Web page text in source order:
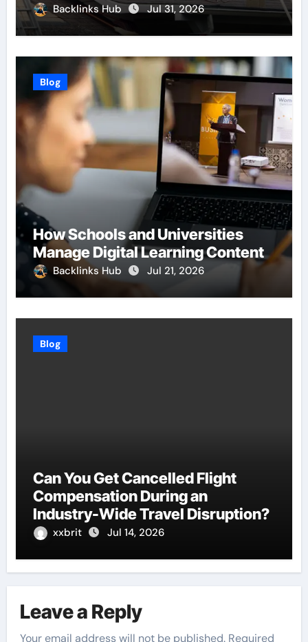
Backlinks Hub Jul 31, 2026
Blog
How Schools and Universities
Manage Digital Learning Content
Backlinks Hub Jul 21, 2026
Blog
Can You Get Cancelled Flight
Compensation During an
Industry-Wide Travel Disruption?
xxbrit Jul 14, 2026
Leave a Reply
Your email address will not be published. Required